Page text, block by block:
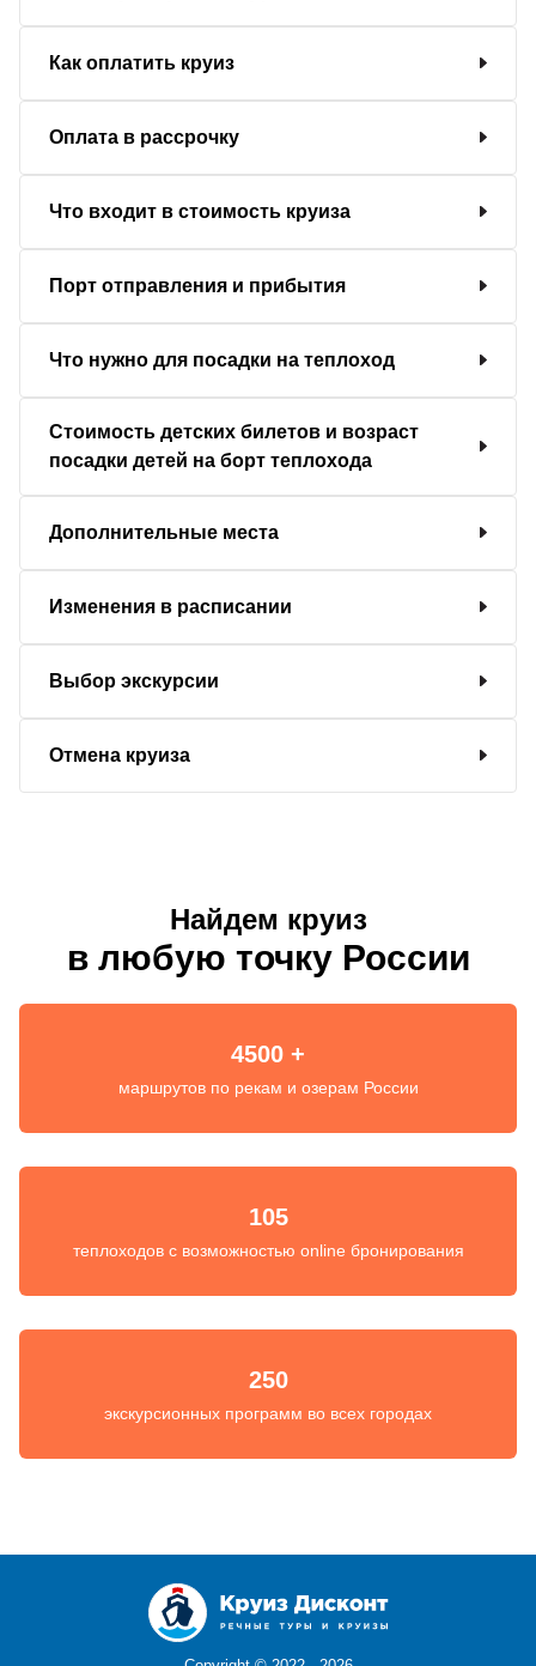
Как оплатить круиз
Оплата в рассрочку
Что входит в стоимость круиза
Порт отправления и прибытия
Что нужно для посадки на теплоход
Стоимость детских билетов и возраст
посадки детей на борт теплохода
Дополнительные места
Изменения в расписании
Выбор экскурсии
Отмена круиза
Найдем круиз
в любую точку России
4500 +
маршрутов по рекам и озерам России
105
теплоходов с возможностью online бронирования
250
экскурсионных программ во всех городах